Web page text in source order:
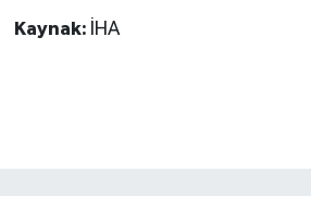
Kaynak: İHA